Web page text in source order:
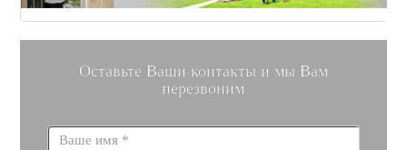
Оставьте Ваши контакты и мы Вам
перезвоним